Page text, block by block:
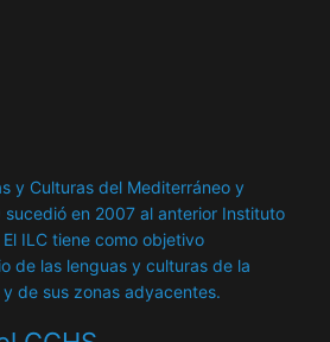
y Culturas del Mediterráneo y
sucedió en 2007 al anterior Instituto
ILC tiene como objetivo
de las lenguas y culturas de la
de sus zonas adyacentes.